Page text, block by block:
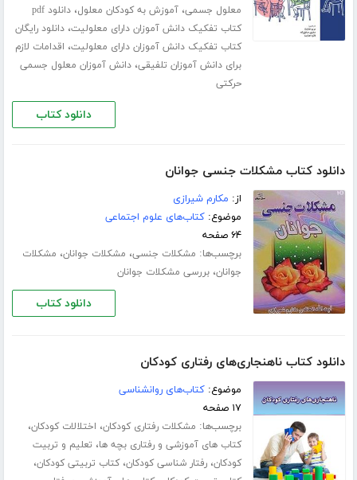
معلول جسمی،آموزش به کودکان معلول،
دانلود pdf
کتاب تفکیک دانش آموزان دارای معلولیت،دانلود رایگان
کتاب تفکیک دانش آموزان دارای معلولیت، اقدامات لازم
برای دانش آموزان تلفیقی،دانش آموزان معلول جسمی
حرکتی
دانلود کتاب
دانلود کتاب مشکلات جنسی جوانان
از: مکارم شیرازی
موضوع:کتاب‌های علوم اجتماعی
۶۴ صفحه
برچسب‌ها: مشکلات جنسی، مشکلات جوانان، مشکلات
جوانان،بررسی مشکلات جوانان
دانلود کتاب
دانلود کتاب ناهنجاری‌های رفتاری کودکان
موضوع:کتاب‌های روانشناسی
۱۷ صفحه
برچسب‌ها: مشکلات رفتاری کودکان، اختلالات کودکان،
کتاب های آموزشی و رفتاری بچه ها، تعلیم و تربیت
کودکان،رفتار شناسی کودکان،کتاب تربیتی کودکان،